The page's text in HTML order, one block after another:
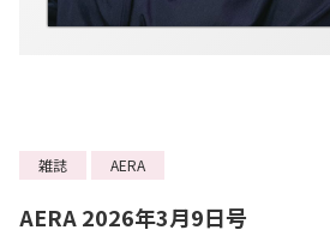
雑誌 AERA
AERA 2026年3月9日号